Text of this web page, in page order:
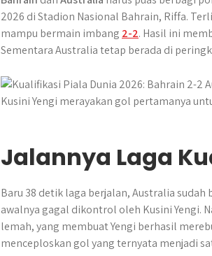
t
s
A
e
b
o
s
e
n
r
e
g
r
p
e
e
2026 di Stadion Nasional Bahrain, Riffa.
mampu bermain imbang 2-2. Hasil ini
Sementara Australia tetap berada di
Kusini Yengi merayakan gol pertamanya
Jalannya Laga
Baru 38 detik laga berjalan, Australia
awalnya gagal dikontrol oleh Kusini Yengi.
lemah, yang membuat Yengi berhasil
menceploskan gol yang ternyata menjadi